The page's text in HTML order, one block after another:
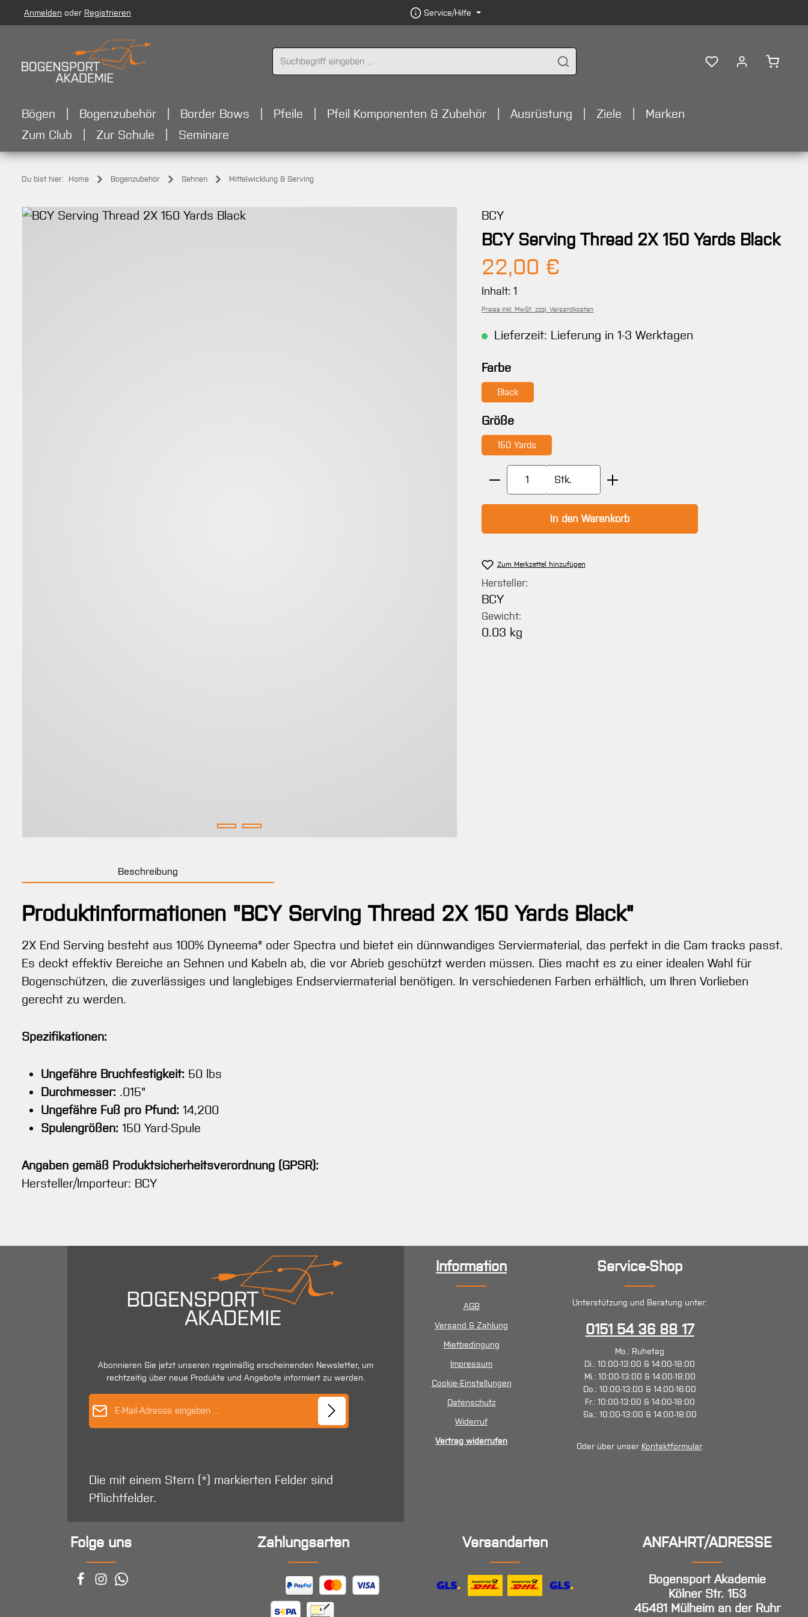
Hauptinhalt springen
Zur Suche springen
Zur Hauptnavigation springen
Anmelden oder Registrieren Service/Hilfe
Bögen Bogenzubehör Border Bows Pfeile Pfeil Komponenten & Zubehör Ausrüstung Ziele
Marken
Zum Club
Zur Schule Seminare
Du bist hier: Home Bogenzubehör Sehnen Mittelwicklung & Serving
Bildergalerie überspringen BCY
BCY Serving Thread 2X 150 Yards Black
Regulärer Preis:
22,00 €
Inhalt:1
Preise inkl. MwSt. zzgl. Versandkosten
Lieferzeit: Lieferung in 1-3 Werktagen
Farbeauswählen
Black
Größeauswählen
150 Yards
Produkt Anzahl: Gib den gewünschten Wert ein
Stk.
In den Warenkorb
Zum Merkzettel hinzufügen
Hersteller:
BCY
Gewicht:
0.03 kg
Beschreibung
Produktinformationen "BCY Serving Thread 2X 150 Yards Black"
2X End Serving besteht aus 100% Dyneema® oder Spectra und bietet ein dünnwandiges Serviermaterial, das perfekt in die Cam tracks passt.
Es deckt effektiv Bereiche an Sehnen und Kabeln ab, die vor Abrieb geschützt werden müssen. Dies macht es zu einer idealen Wahl für
Bogenschützen, die zuverlässiges und langlebiges Endserviermaterial benötigen. In verschiedenen Farben erhältlich, um Ihren Vorlieben
gerecht zu werden.
Spezifikationen:
Ungefähre Bruchfestigkeit: 50 lbs
Durchmesser: .015"
Ungefähre Fuß pro Pfund: 14,200
Spulengrößen: 150 Yard-Spule
Angaben gemäß Produktsicherheitsverordnung (GPSR):
Hersteller/Importeur: BCY
Abonnieren Sie jetzt unseren regelmäßig erscheinenden Newsletter, um
rechtzeitig über neue Produkte und Angebote informiert zu werden.
Die mit einem Stern (*) markierten Felder sind
Pflichtfelder.
Information
AGB
Versand & Zahlung
Mietbedingung
Impressum
Cookie-Einstellungen
Datenschutz
Widerruf
Vertrag widerrufen
Service-Shop
Unterstützung und Beratung unter:
0151 54 36 88 17
Mo.: Ruhetag
Di.: 10:00-13:00 & 14:00-18:00
Mi.: 10:00-13:00 & 14:00-18:00
Do.: 10:00-13:00 & 14:00-16:00
Fr.: 10:00-13:00 & 14:00-18:00
Sa.: 10:00-13:00 & 14:00-18:00
Oder über unser Kontaktformular.
Folge uns Zahlungsarten Versandarten ANFAHRT/ADRESSE
Bogensport Akademie
Kölner Str. 153
45481 Mülheim an der Ruhr